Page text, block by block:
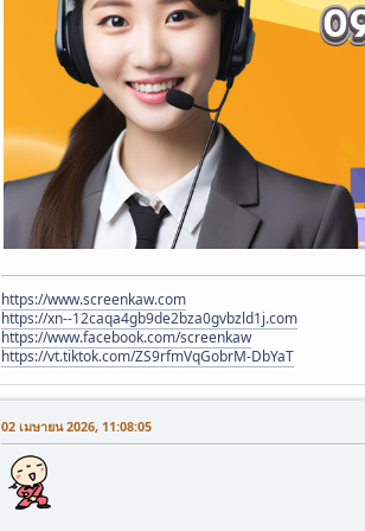
https://www.screenkaw.com
https://xn--12caqa4gb9de2bza0gvbzld1j.com
https://www.facebook.com/screenkaw
https://vt.tiktok.com/ZS9rfmVqGobrM-DbYaT
02 เมษายน 2026, 11:08:05